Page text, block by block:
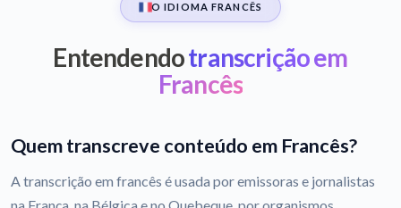
O IDIOMA FRANCÊS
Entendendotranscrição em
Francês
Quem transcreve conteúdo em Francês?
A transcrição em francês é usada por emissoras e jornalistas